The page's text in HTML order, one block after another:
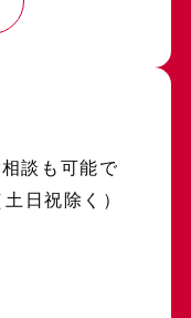
談も可能で
日祝除く）